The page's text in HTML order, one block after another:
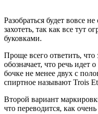
Разобраться будет вовсе
захотеть, так как все тут
буковками.
Проще всего ответить, что
обозначает, что речь
бочке не менее двух с
спиртное называют Trois
Второй вариант
что переводится, как